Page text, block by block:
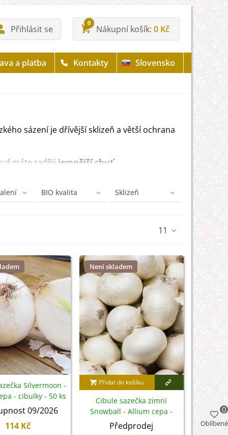
Přihlásit se
0
Nákupní košík 0 Kč
a platba Kontakty
Slovensko
sázení je dřívější sklizeň a větší ochrana
máte raději jemnější chuť,
nabízí i cibulky větší velikosti.
BIO kvalita Sklizeň
11
Silvermoon -
- cibulky - 50 ks
09/2026
114 Kč
Není skladem
Přidat do košíku
Cibule sazečka zimní
Snowball - Allium cepa -
cibulky - 50 ks
Předprodej
Oblíbené
0